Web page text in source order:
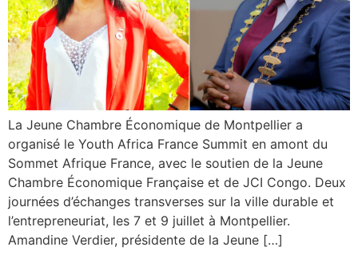
La Jeune Chambre Économique de Montpellier a
organisé le Youth Africa France Summit en amont du
Sommet Afrique France, avec le soutien de la Jeune
Chambre Économique Française et de JCI Congo. Deux
journées d’échanges transverses sur la ville durable et
l’entrepreneuriat, les 7 et 9 juillet à Montpellier.
Amandine Verdier, présidente de la Jeune […]